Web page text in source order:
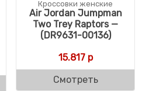
Кроссовки женские
Air Jordan Jumpman
Two Trey Raptors —
(DR9631-00136)
15.817р
Смотреть